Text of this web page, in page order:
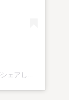
BAR WHITE OAK(@bar_white_oak)がシェアした投稿